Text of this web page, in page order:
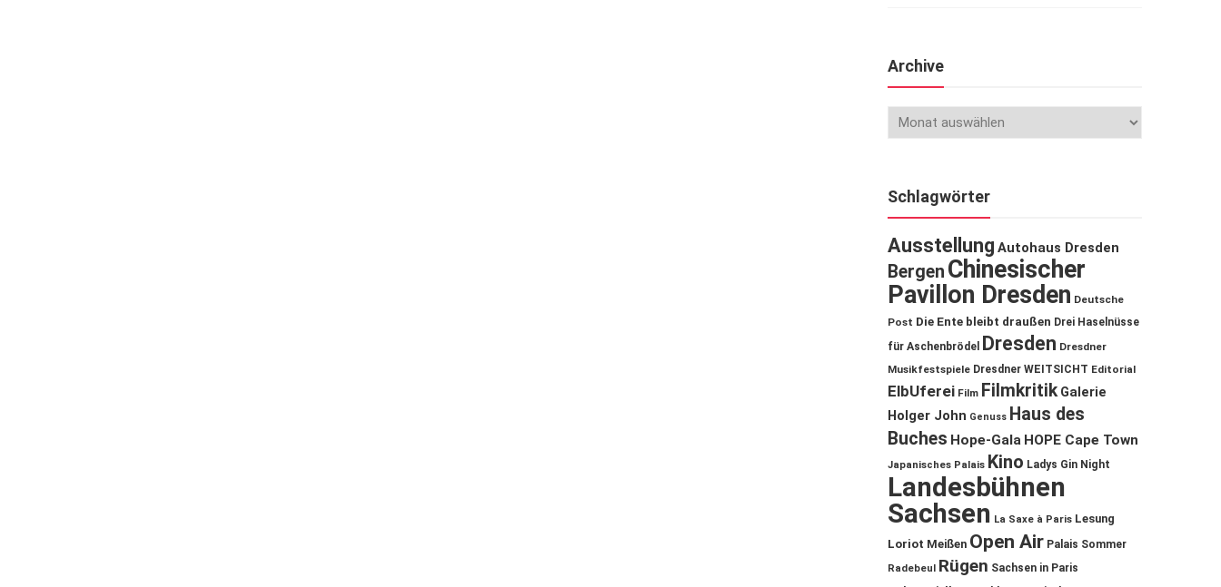
Archive
Schlagwörter
Ausstellung Autohaus Dresden
Bergen Chinesischer
Pavillon Dresden Deutsche
Post Die Ente bleibt draußen Drei Haselnüsse
für Aschenbrödel
Dresden Dresdner
Musikfestspiele Dresdner WEITSICHT Editorial
ElbUferei Film Filmkritik Galerie
Holger John Genuss Haus des
Buches Hope-Gala HOPE Cape Town
Japanisches Palais Kino Ladys Gin Night
Landesbühnen
Sachsen La Saxe à Paris Lesung
Loriot Meißen Open Air Palais Sommer
Radebeul Rügen Sachsen in Paris